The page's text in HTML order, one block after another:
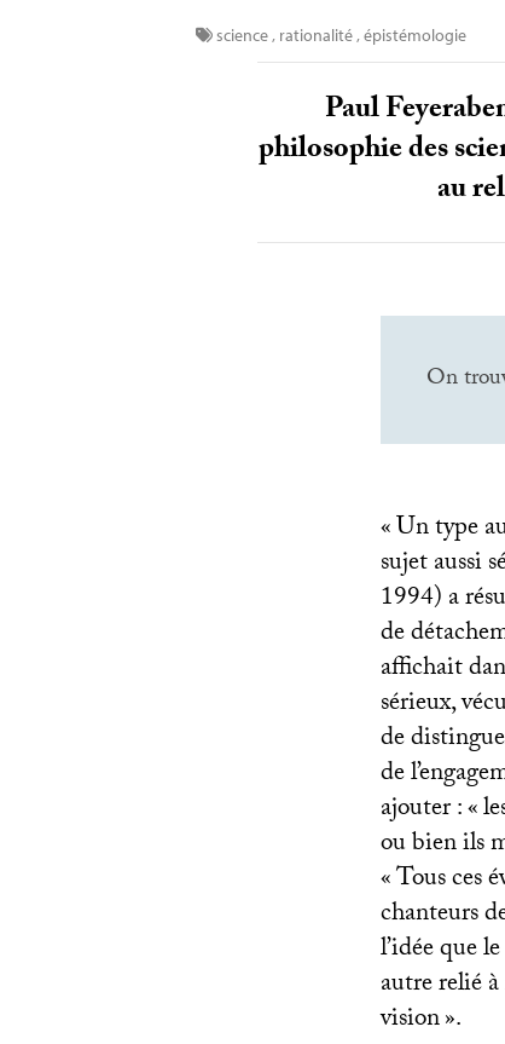
science, rationalité,épistémologie
Paul
philosophie des
au
On
«Un type
sujet aussi
1994) a
de
affichait
sérieux,
de
de
ajouter : «
ou bien ils
«Tous ces
chanteurs
l’idée que
autre relié
vision».